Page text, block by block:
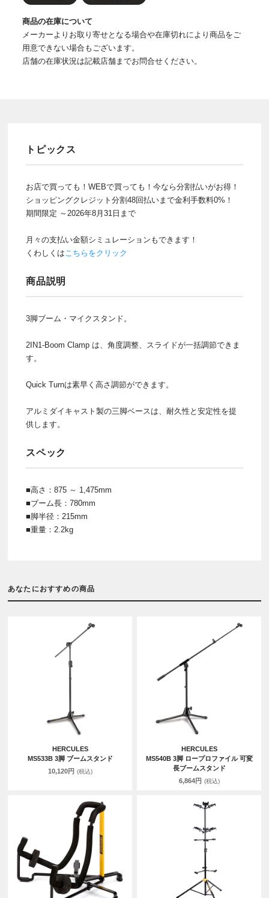
商品の在庫について
メーカーよりお取り寄せとなる場合や在庫切れにより商品をご
用意できない場合もございます。
店舗の在庫状況は記載店舗までお問合せください。
トピックス
お店で買っても！WEBで買っても！今なら分割払いがお得！
ショッピングクレジット分割48回払いまで金利手数料0%！
期間限定 ～2026年8月31日まで
月々の支払い金額シミュレーションもできます！
くわしくはこちらをクリック
商品説明
3脚ブーム・マイクスタンド。
2IN1-Boom Clamp は、角度調整、スライドが一括調節できま
す。
Quick Turnは素早く高さ調節ができます。
アルミダイキャスト製の三脚ベースは、耐久性と安定性を提
供します。
スペック
■高さ：875 ～ 1,475mm
■ブーム長：780mm
■脚半径：215mm
■重量：2.2kg
あなたにおすすめの商品
HERCULES
MS533B 3脚 ブームスタンド
10,120円 (税込)
HERCULES
MS540B 3脚 ロープロファイル 可変
長ブームスタンド
6,864円 (税込)